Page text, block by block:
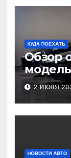
КУДА ПОЕХАТЬ
Обзор
2 ИЮЛЯ
НОВОСТИ АВТО